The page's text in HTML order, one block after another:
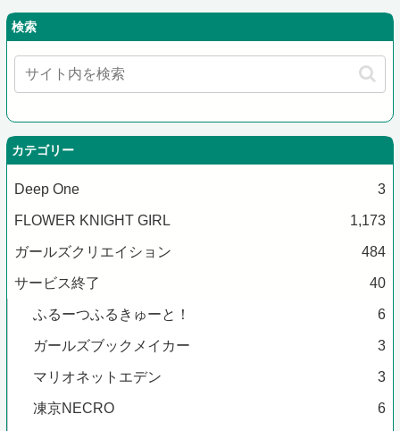
検索
カテゴリー
Deep One 3
FLOWER KNIGHT GIRL 1,173
ガールズクリエイション 484
サービス終了 40
ふるーつふるきゅーと！ 6
ガールズブックメイカー 3
マリオネットエデン 3
凍京NECRO 6